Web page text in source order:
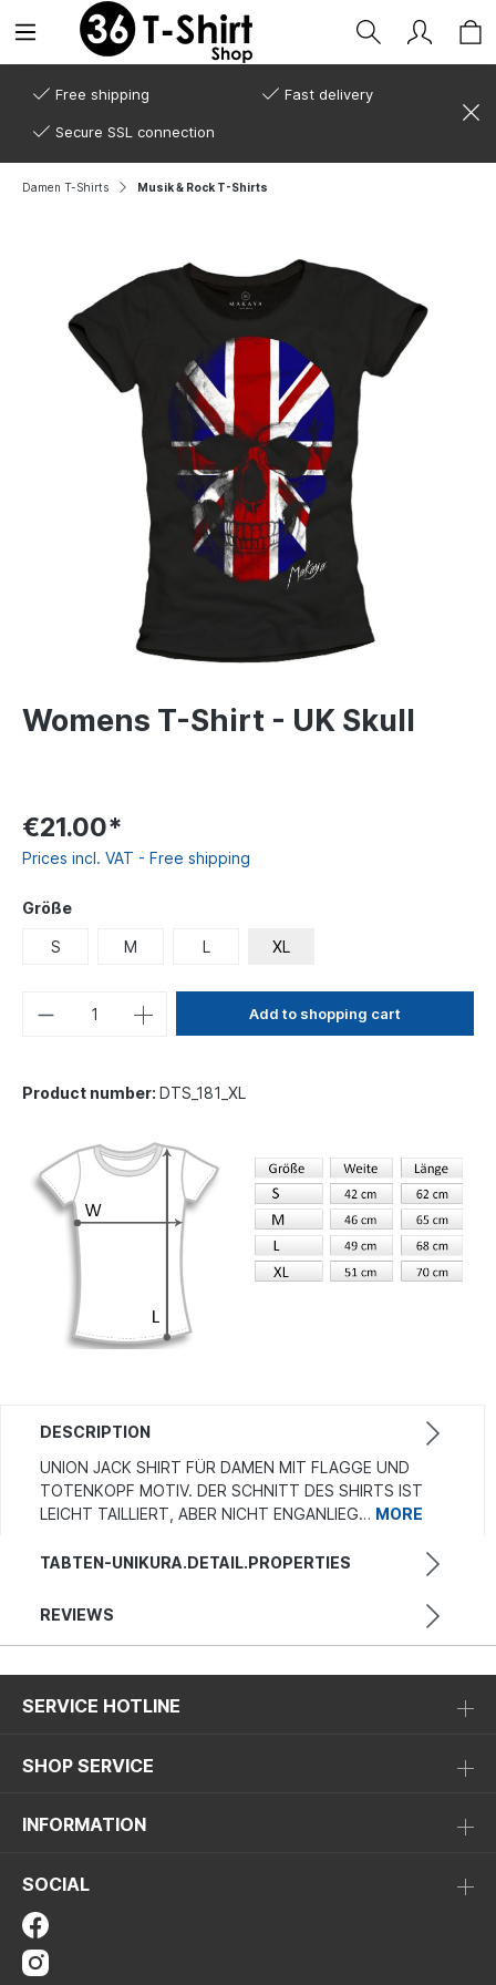
Free shipping Fast delivery
Secure SSL connection
Damen T-Shirts Musik & Rock T-Shirts
Womens T-Shirt - UK Skull
€21.00*
Prices incl. VAT - Free shipping
Größe
S M L XL
Add to shopping cart
Product number: DTS_181_XL
DESCRIPTION
UNION JACK SHIRT FÜR DAMEN MIT FLAGGE UND
TOTENKOPF MOTIV. DER SCHNITT DES SHIRTS IST
LEICHT TAILLIERT, ABER NICHT ENGANLIEG… MORE
TABTEN-UNIKURA.DETAIL.PROPERTIES
REVIEWS
SERVICE HOTLINE
SHOP SERVICE
INFORMATION
SOCIAL